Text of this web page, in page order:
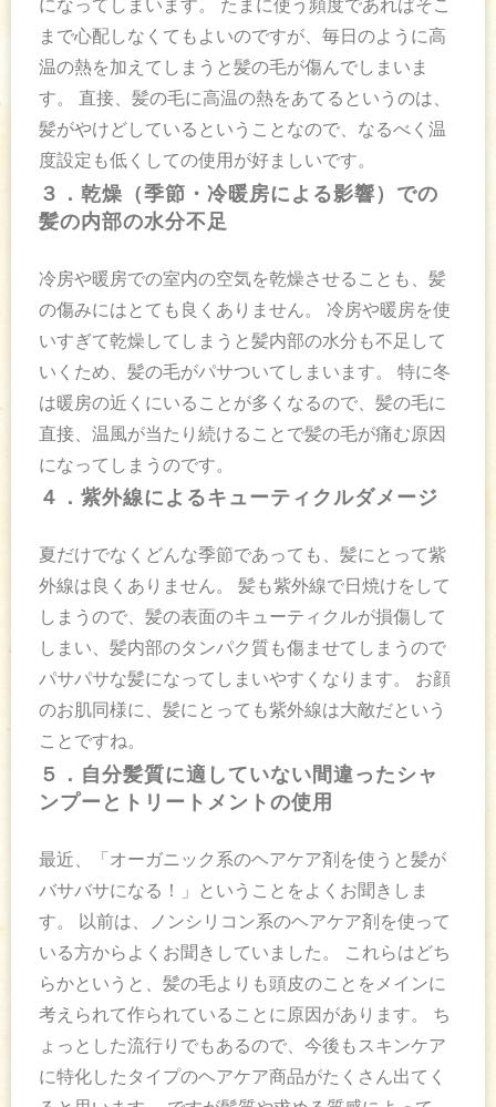
まで心配しなくてもよいのですが、毎日のように高
温の熱を加えてしまうと髪の毛が傷んでしまいま
す。 直接、髪の毛に高温の熱をあてるというのは、
髪がやけどしているということなので、なるべく温
度設定も低くしての使用が好ましいです。
３．乾燥（季節・冷暖房による影響）での
髪の内部の水分不足
冷房や暖房での室内の空気を乾燥させることも、髪
の傷みにはとても良くありません。 冷房や暖房を使
いすぎて乾燥してしまうと髪内部の水分も不足して
いくため、髪の毛がパサついてしまいます。 特に冬
は暖房の近くにいることが多くなるので、髪の毛に
直接、温風が当たり続けることで髪の毛が痛む原因
になってしまうのです。
４．紫外線によるキューティクルダメージ
夏だけでなくどんな季節であっても、髪にとって紫
外線は良くありません。 髪も紫外線で日焼けをして
しまうので、髪の表面のキューティクルが損傷して
しまい、髪内部のタンパク質も傷ませてしまうので
パサパサな髪になってしまいやすくなります。 お顔
のお肌同様に、髪にとっても紫外線は大敵だという
ことですね。
５．自分髪質に適していない間違ったシャ
ンプーとトリートメントの使用
最近、「オーガニック系のヘアケア剤を使うと髪が
バサバサになる！」ということをよくお聞きしま
す。 以前は、ノンシリコン系のヘアケア剤を使って
いる方からよくお聞きしていました。 これらはどち
らかというと、髪の毛よりも頭皮のことをメインに
考えられて作られていることに原因があります。 ち
ょっとした流行りでもあるので、今後もスキンケア
に特化したタイプのヘアケア商品がたくさん出てく